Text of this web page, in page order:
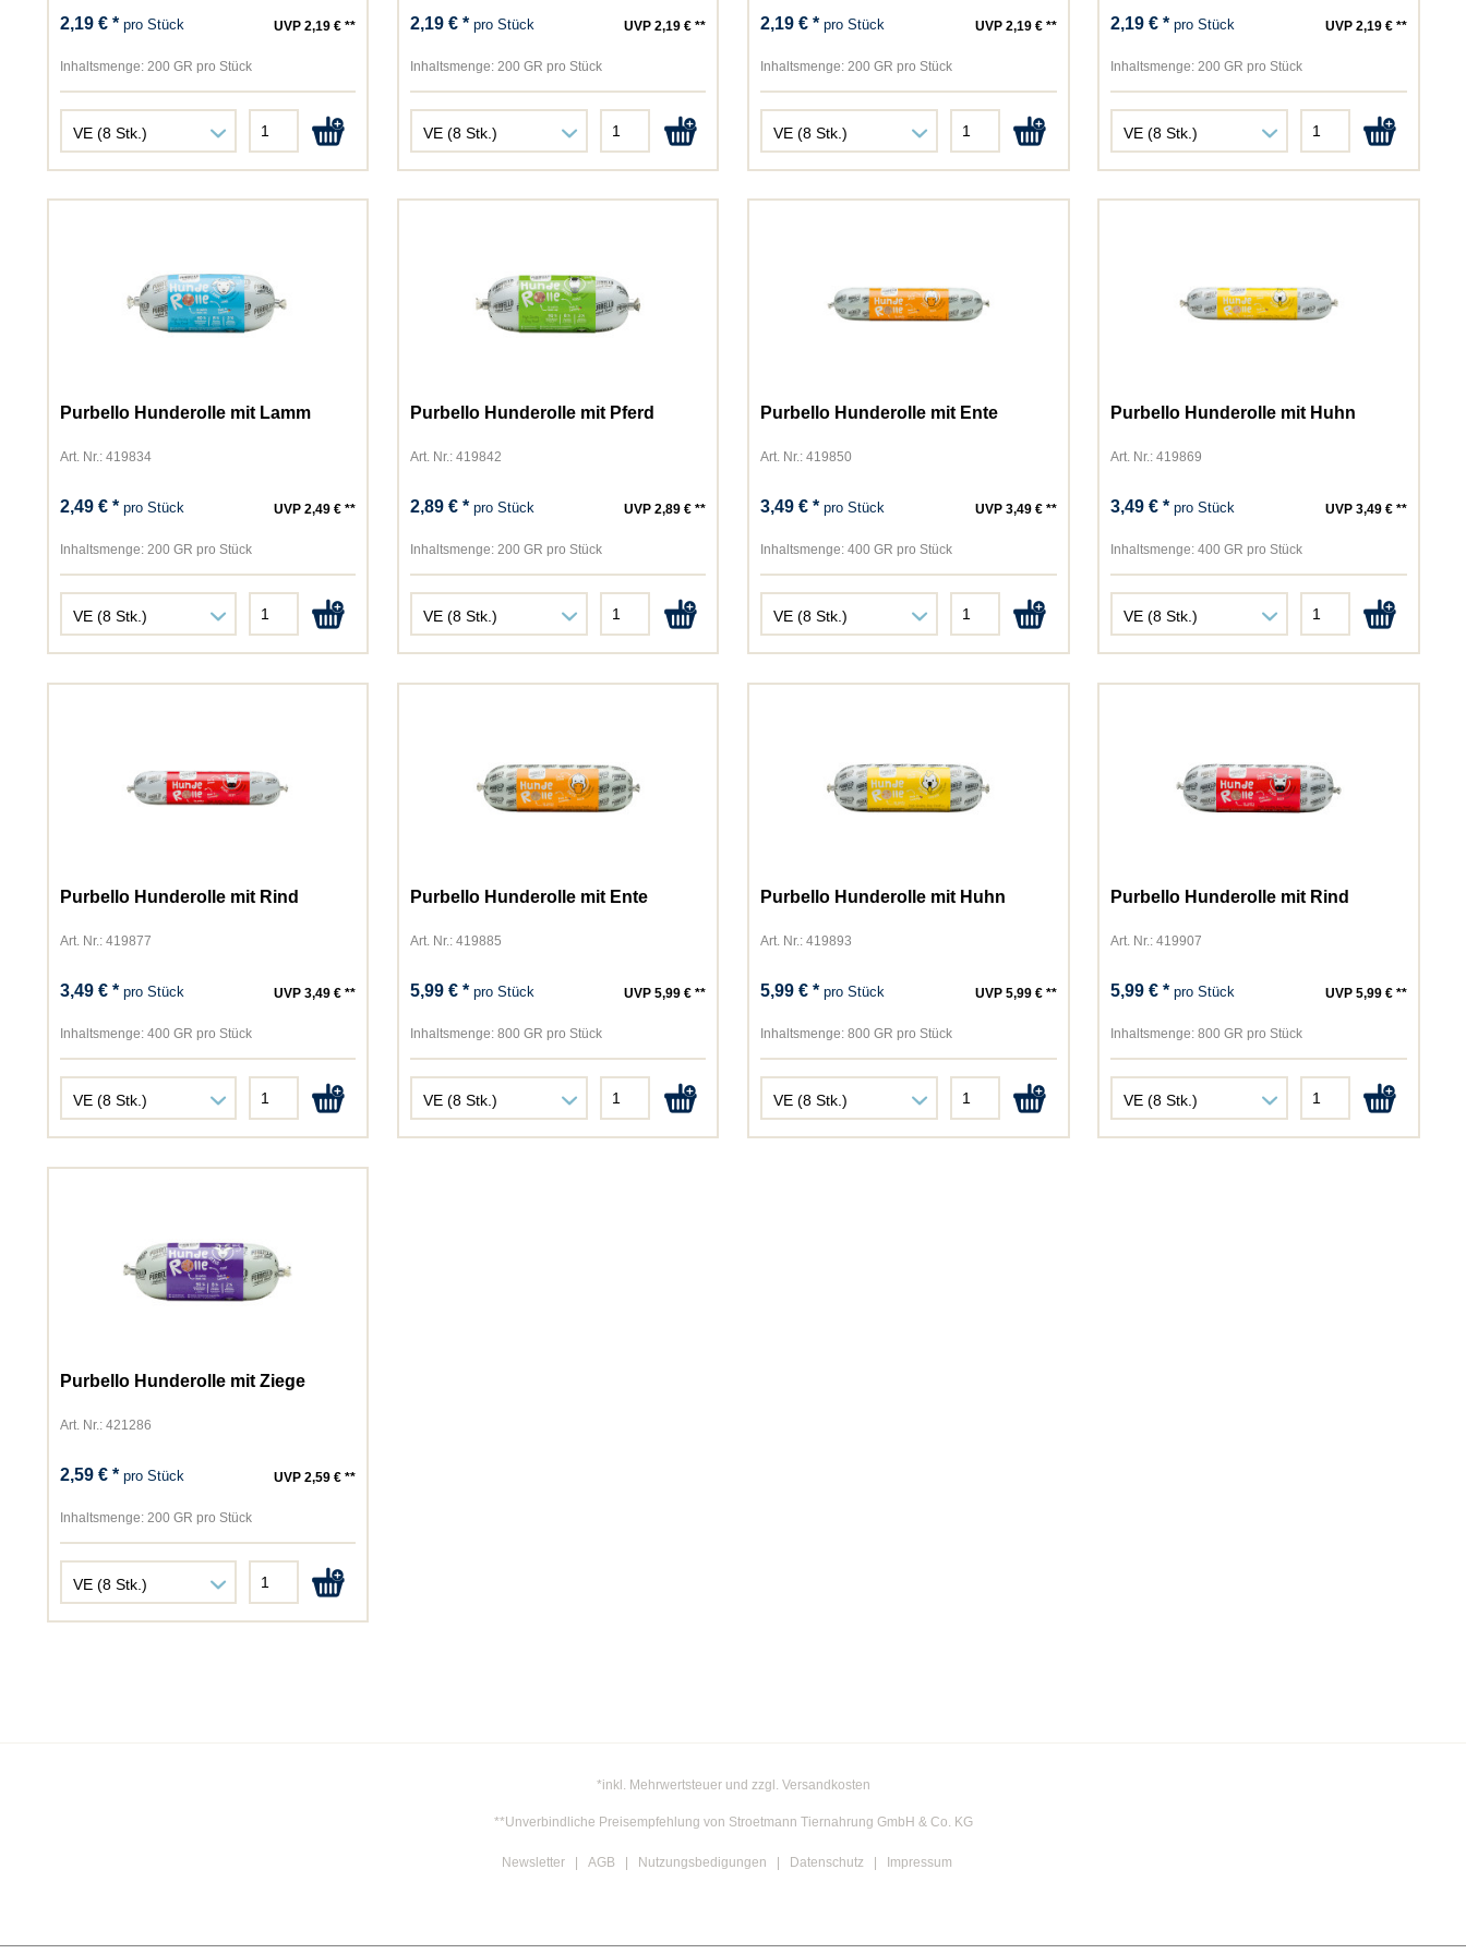
Cats Best
Catsan
Cesar
Chewies
Chipsi
Dogs'n Tiger
Dokas
Elles
Golden Choice
Gourmet
Green Petfood
Happy Dog
Hugro
James Wellbeloved
JR Farm
Kattovit
Pedigree
Perfect Fit
Perfecto Cat
Pet's Dream
2,19 € * pro Stück UVP 2,19 € **
Inhaltsmenge:200 GR pro Stück
2,19 € * pro Stück UVP 2,19 € **
Inhaltsmenge:200 GR pro Stück
2,19 € *pro Stück UVP 2,19 € **
Inhaltsmenge: 200 GR pro Stück
2,19 € *pro Stück UVP 2,19 € **
Inhaltsmenge: 200 GR pro Stück
Purbello Hunderolle mit Lamm
Art. Nr.: 419834
2,49 € * pro Stück UVP 2,49 € **
Inhaltsmenge:200 GR pro Stück
Purbello Hunderolle mit Pferd
Art. Nr.: 419842
2,89 € * pro Stück UVP 2,89 € **
Inhaltsmenge:200 GR pro Stück
Purbello Hunderolle mit Ente
Art. Nr.: 419850
3,49 € *pro Stück UVP 3,49 € **
Inhaltsmenge: 400 GR pro Stück
Purbello Hunderolle mit Huhn
Art. Nr.: 419869
3,49 € *pro Stück UVP 3,49 € **
Inhaltsmenge: 400 GR pro Stück
Purbello Hunderolle mit Rind
Art. Nr.: 419877
3,49 € * pro Stück UVP 3,49 € **
Inhaltsmenge:400 GR pro Stück
Purbello Hunderolle mit Ente
Art. Nr.: 419885
5,99 € * pro Stück UVP 5,99 € **
Inhaltsmenge:800 GR pro Stück
Purbello Hunderolle mit Huhn
Art. Nr.: 419893
5,99 € *pro Stück UVP 5,99 € **
Inhaltsmenge: 800 GR pro Stück
Purbello Hunderolle mit Rind
Art. Nr.: 419907
5,99 € *pro Stück UVP 5,99 € **
Inhaltsmenge: 800 GR pro Stück
Purbello Hunderolle mit Ziege
Art. Nr.: 421286
2,59 € * pro Stück UVP 2,59 € **
Inhaltsmenge:200 GR pro Stück
*inkl. Mehrwertsteuer und zzgl. Versandkosten
**Unverbindliche Preisempfehlung von Stroetmann Tiernahrung GmbH & Co. KG
Newsletter AGB Nutzungsbedigungen Datenschutz Impressum